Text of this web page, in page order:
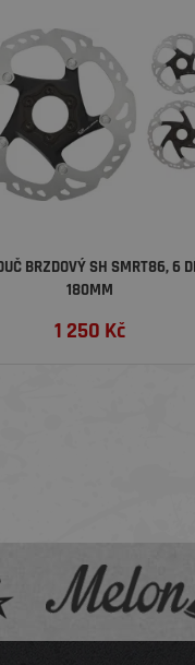
BRZDOVÝ SH SMRT86, 6
180MM
1 250 Kč